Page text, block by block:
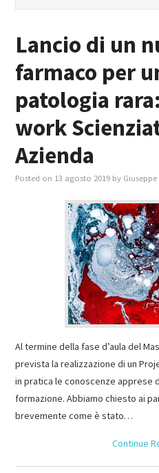
SCIENZIATI IN AZIENDA
MASTER IN FOOD & BEVERAGE
GIURISTI IN AZIENDA
Lancio di un
farmaco per
patologia
work
Azienda
Posted on 13 agosto 2019 by
Al termine della fase d’aula del
prevista la realizzazione di un
in pratica le conoscenze apprese
formazione. Abbiamo chiesto ai
brevemente come è stato…
Continue